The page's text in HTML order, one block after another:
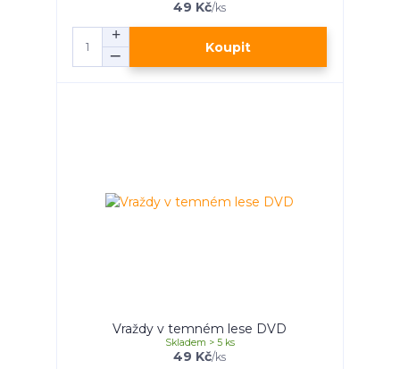
49 Kč/ks
Koupit
Vraždy v temném lese DVD
49 Kč/ks
Skladem > 5 ks